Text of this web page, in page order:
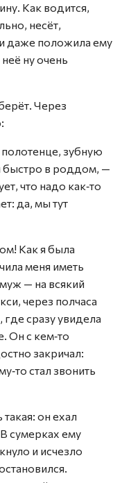
Как водится,
несёт,
даже положила ему
ну очень
Через
зубную
быстро в роддом, —
что надо как‑то
да, мы тут
Как я была
меня иметь
— на всякий
через полчаса
сразу увидела
Он с кем‑то
закричал:
стал звонить
он ехал
сумерках ему
и исчезло